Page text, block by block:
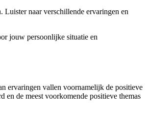
naar verschillende ervaringen en
jouw persoonlijke situatie en
ervaringen vallen voornamelijk de positieve
en de meest voorkomende positieve themas